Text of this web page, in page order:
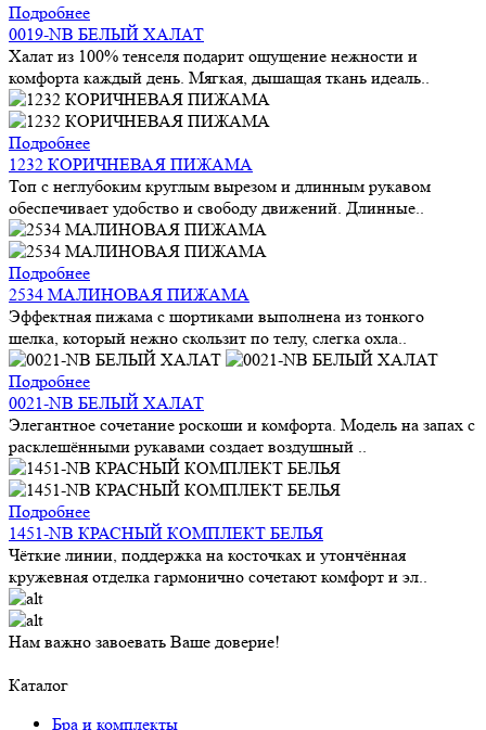
Подробнее
0019-NB БЕЛЫЙ ХАЛАТ
Халат из 100% тенселя подарит ощущение нежности и
комфорта каждый день. Мягкая, дышащая ткань идеаль..
Подробнее
1232 КОРИЧНЕВАЯ ПИЖАМА
Топ с неглубоким круглым вырезом и длинным рукавом
обеспечивает удобство и свободу движений. Длинные..
Подробнее
2534 МАЛИНОВАЯ ПИЖАМА
Эффектная пижама с шортиками выполнена из тонкого
шелка, который нежно скользит по телу, слегка охла..
Подробнее
0021-NB БЕЛЫЙ ХАЛАТ
Элегантное сочетание роскоши и комфорта. Модель на запах с
расклешёнными рукавами создает воздушный ..
Подробнее
1451-NB КРАСНЫЙ КОМПЛЕКТ БЕЛЬЯ
Чёткие линии, поддержка на косточках и утончённая
кружевная отделка гармонично сочетают комфорт и эл..
Нам важно завоевать Ваше доверие!
Каталог
Бра и комплекты